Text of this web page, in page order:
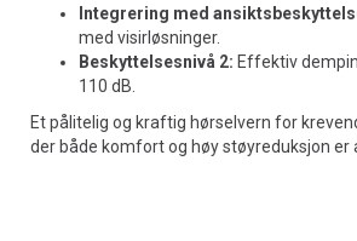
Integrering med
med visirløsninger.
Beskyttelsesnivå 2: Effektiv
110 dB.
Et pålitelig og kraftig hørselvern for
der både komfort og høy støyreduksjon er